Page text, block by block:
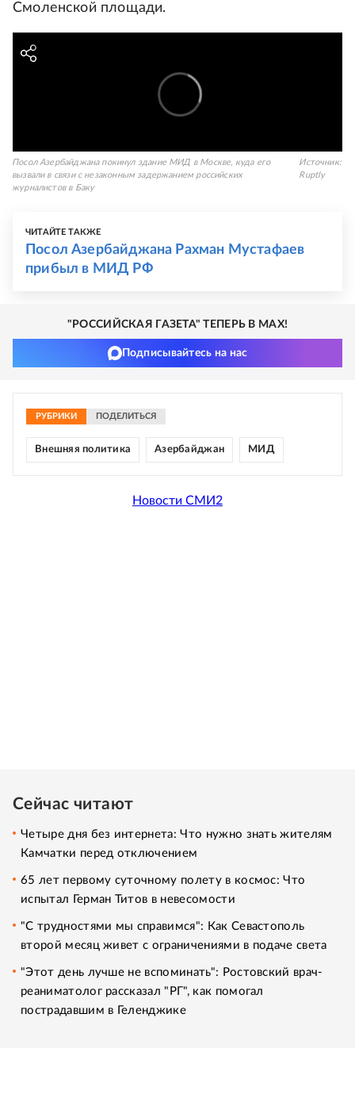
Смоленской площади.
Посол Азербайджана покинул здание МИД в Москве, куда его
вызвали в связи с незаконным задержанием российских
журналистов в Баку
Источник:
Ruptly
ЧИТАЙТЕ ТАКЖЕ
Посол Азербайджана Рахман Мустафаев
прибыл в МИД РФ
"РОССИЙСКАЯ ГАЗЕТА" ТЕПЕРЬ В MAX!
Подписывайтесь на нас
РУБРИКИ ПОДЕЛИТЬСЯ
Внешняя политика Азербайджан МИД
Новости СМИ2
Сейчас читают
Четыре дня без интернета: Что нужно знать жителям
Камчатки перед отключением
65 лет первому суточному полету в космос: Что
испытал Герман Титов в невесомости
"С трудностями мы справимся": Как Севастополь
второй месяц живет с ограничениями в подаче света
"Этот день лучше не вспоминать": Ростовский врач-
реаниматолог рассказал "РГ", как помогал
пострадавшим в Геленджике